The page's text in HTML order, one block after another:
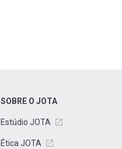
SOBRE O JOTA
Estúdio JOTA
Ética JOTA